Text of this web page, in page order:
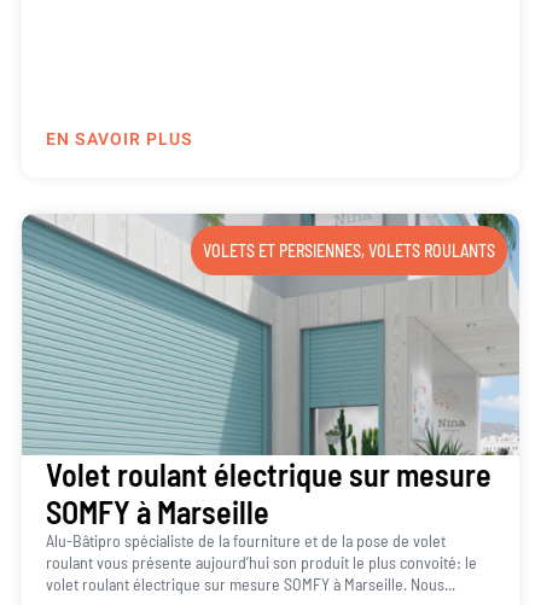
EN SAVOIR PLUS
VOLETS ET PERSIENNES,VOLETS ROULANTS
Volet roulant électrique sur mesure
SOMFY à Marseille
Alu-Bâtipro spécialiste de la fourniture et de la pose de volet
roulant vous présente aujourd’hui son produit le plus convoité: le
volet roulant électrique sur mesure SOMFY à Marseille. Nous...